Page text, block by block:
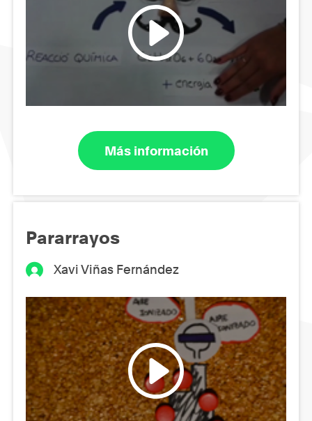
Más información
Pararrayos
Xavi Viñas Fernández